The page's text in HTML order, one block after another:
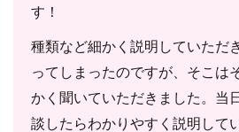
す！
種類など細かく説明していただ
ってしまったのですが、そこは
かく聞いていただきました。当
談したらわかりやすく説明して